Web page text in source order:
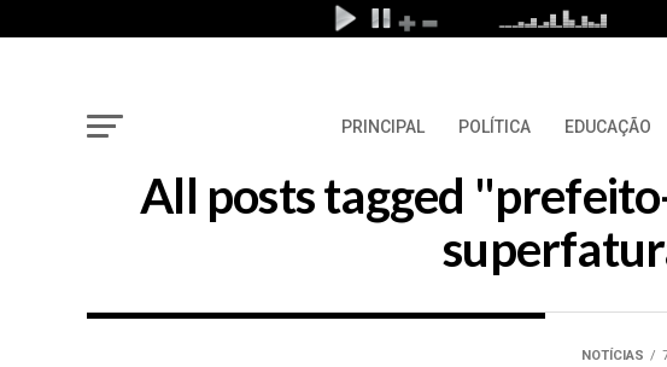
PRINCIPAL POLÍTICA EDUCAÇÃO
All posts tagged
NOTÍCIAS